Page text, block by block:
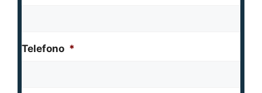
Telefono *